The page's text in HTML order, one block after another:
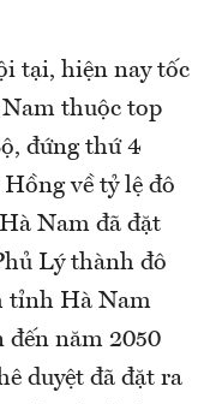
tại, hiện nay tốc
thuộc top
đứng thứ 4
về tỷ lệ đô
Nam đã đặt
Lý thành đô
tỉnh Hà Nam
đến năm 2050
duyệt đã đặt ra